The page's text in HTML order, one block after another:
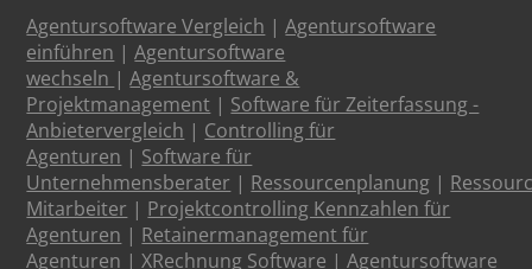
Agentursoftware Vergleich |Agentursoftware
einführen |Agentursoftware
wechseln |Agentursoftware &
Projektmanagement | Software für Zeiterfassung -
Anbietervergleich | Controlling für
Agenturen | Software für
Unternehmensberater | Ressourcenplanung |
Mitarbeiter | Projektcontrolling Kennzahlen für
Agenturen | Retainermanagement für
Agenturen |XRechnung Software |Agentursoftware